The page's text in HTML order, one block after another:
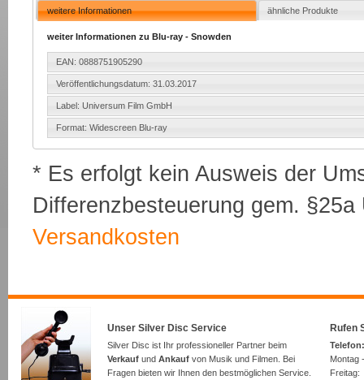
weitere Informationen ähnliche Produkte
weiter Informationen zu Blu-ray - Snowden
EAN: 0888751905290
Veröffentlichungsdatum: 31.03.2017
Label: Universum Film GmbH
Format: Widescreen Blu-ray
* Es erfolgt kein Ausweis der
Differenzbesteuerung gem.
Versandkosten
Unser Silver Disc Service
Silver Disc ist Ihr professioneller Partner beim
Verkauf und Ankauf von Musik und Filmen. Bei
Fragen bieten wir Ihnen den bestmöglichen Service.
Rufen
Montag